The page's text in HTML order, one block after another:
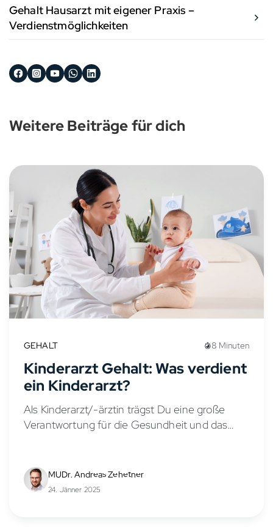
Gehalt Hausarzt mit eigener Praxis –
Verdienstmöglichkeiten
Weitere Beiträge für dich
GEHALT 8 Minuten
Kinderarzt Gehalt: Was verdient
ein Kinderarzt?
Als Kinderarzt/-ärztin trägst Du eine große
Verantwortung für die Gesundheit und das
Kinder- und Jugendmedizin aus?...
MUDr. Andreas Zehetner
24. Jänner 2025